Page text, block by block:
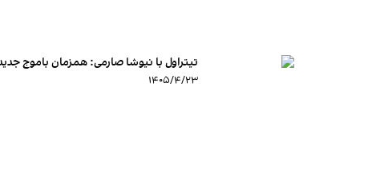
تیتراول با نیوشا صارمی: همزمان باموج
۱۴۰۵/۴/۲۳